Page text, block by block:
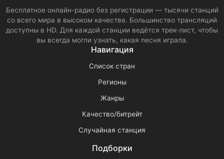
Бесплатное онлайн-радио без регистрации — тысячи станций
со всего мира в высоком качестве. Большинство трансляций
доступны в HD. Для каждой станции ведётся трек-лист, чтобы
вы всегда могли узнать, какая песня играла.
Навигация
Список стран
Регионы
Жанры
Качество/битрейт
Случайная станция
Подборки